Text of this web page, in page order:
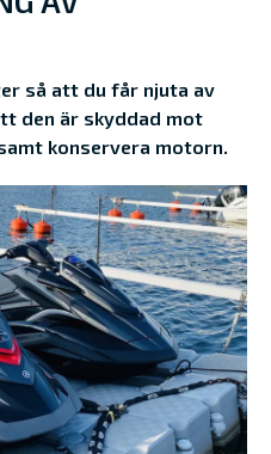
så att du får njuta av
den är skyddad mot
konservera motorn.